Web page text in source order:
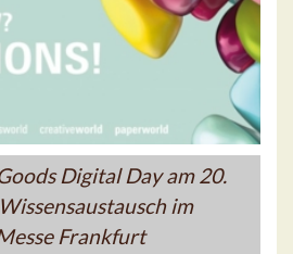
Digital Day am 20.
im
Frankfurt